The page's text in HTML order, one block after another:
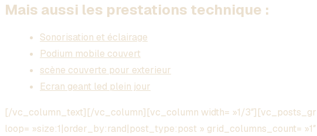
Mais aussi les prestations technique :
Sonorisation et éclairage
Podium mobile couvert
scène couverte pour exterieur
Ecran geant led plein jour
[/vc_column_text][/vc_column][vc_column width= »1/
loop= »size:1|order_by:rand|post_type:post » grid_columns_count= »1″